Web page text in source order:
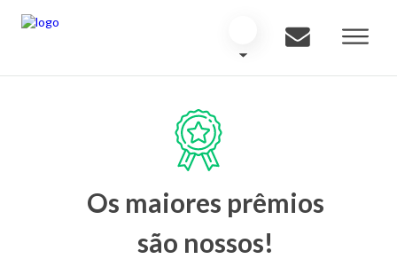
Os maiores prêmios
são nossos!